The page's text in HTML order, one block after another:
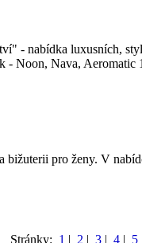
- nabídka luxusních,
- Noon, Nava, Aeromatic
bižuterii pro ženy. V
Stránky: 1 | 2 | 3 | 4 | 5